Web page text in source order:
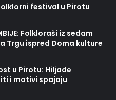
festival u Pirotu
Folkloraši iz sedam
Trgu ispred Doma kulture
u Pirotu: Hiljade
i motivi spajaju